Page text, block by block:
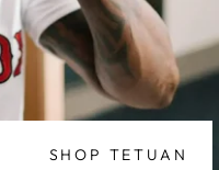
SHOP TETUAN